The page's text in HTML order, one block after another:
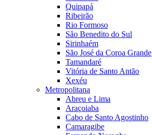
Quipapá
Ribeirão
Rio Formoso
São Benedito do Sul
Sirinhaém
São José da Coroa Grande
Tamandaré
Vitória de Santo Antão
Xexéu
Metropolitana
Abreu e Lima
Araçoiaba
Cabo de Santo Agostinho
Camaragibe